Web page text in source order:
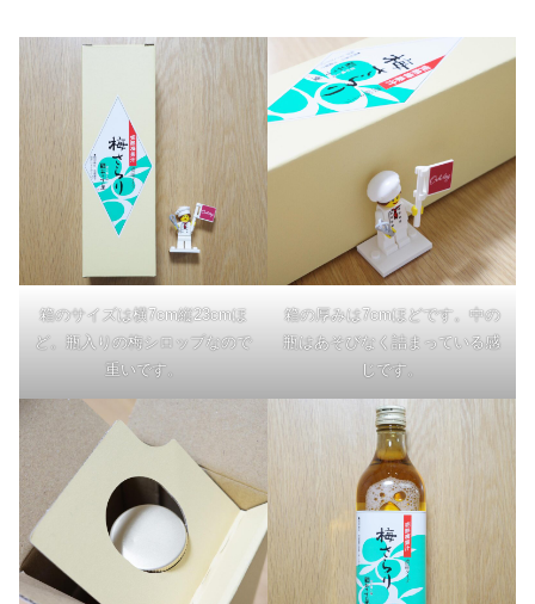
箱のサイズは横7cm縦23cmほ
ど。瓶入りの梅シロップなので
重いです。
箱の厚みは7cmほどです。中の
瓶はあそびなく詰まっている感
じです。